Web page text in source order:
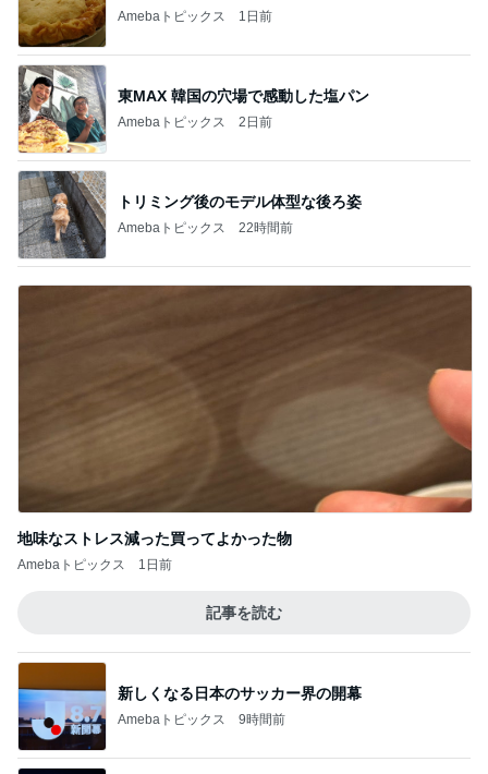
Amebaトピックス 1日前
東MAX 韓国の穴場で感動した塩パン
Amebaトピックス 2日前
トリミング後のモデル体型な後ろ姿
Amebaトピックス 22時間前
地味なストレス減った買ってよかった物
Amebaトピックス 1日前
記事を読む
新しくなる日本のサッカー界の開幕
Amebaトピックス 9時間前